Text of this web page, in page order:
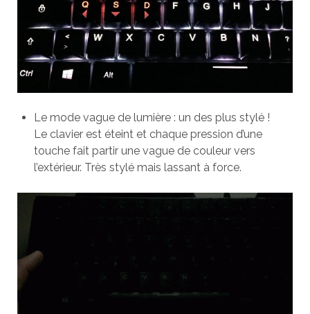
Le mode vague de lumière : un des plus stylé !
Le clavier est éteint et chaque pression d’une
touche fait partir une vague de couleur vers
l’extérieur. Très stylé mais lassant à force.